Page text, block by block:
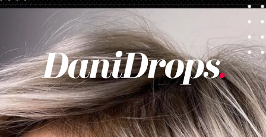
Apertura in corso https://danidrops.com.br/it/tendenza-taglio-capelli-donna-2025/